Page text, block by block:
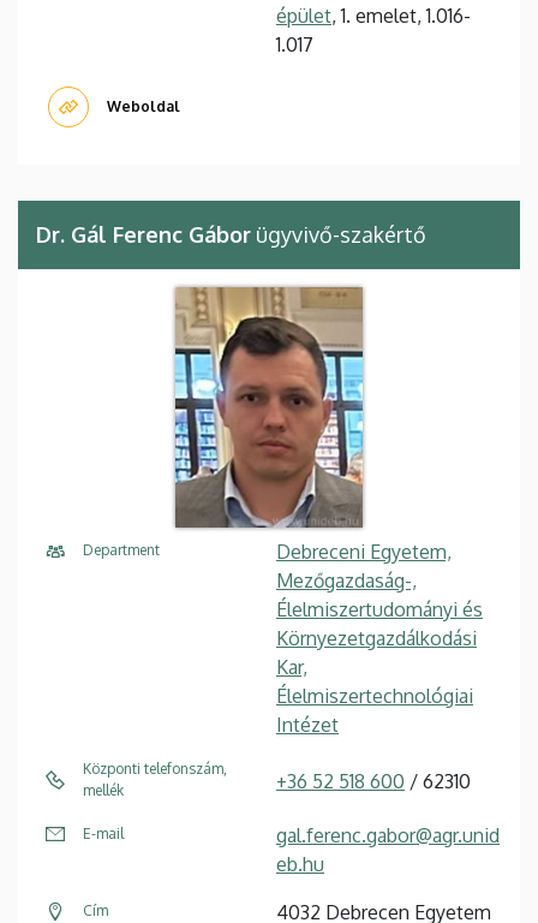
épület, 1. emelet, 1.016-
1.017
Weboldal
Dr. Gál Ferenc Gábor ügyvivő-szakértő
Department
Debreceni Egyetem,
Mezőgazdaság-,
Élelmiszertudományi és
Környezetgazdálkodási
Kar,
Élelmiszertechnológiai
Intézet
Központi telefonszám,
mellék
+36 52 518 600 / 62310
E-mail
gal.ferenc.gabor@agr.unid
eb.hu
Cím 4032 Debrecen Egyetem